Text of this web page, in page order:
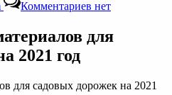
Комментариевзаписи
материалы
в
нет
для
2021 год